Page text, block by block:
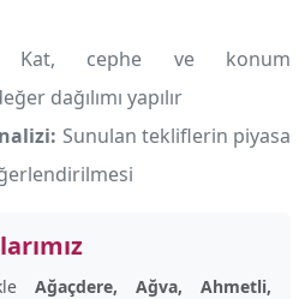
Kat, cephe ve konum
dağılımı yapılır
Sunulan tekliflerin piyasa
Ağaçdere, Ağva, Ahmetli,